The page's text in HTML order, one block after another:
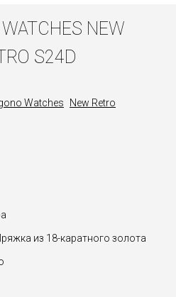
NEW
S24D
Watches New Retro
из 18-каратного золота